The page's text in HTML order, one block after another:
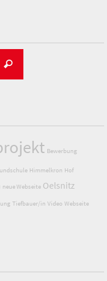
Suchen
Bewerbung
Himmelkron Hof
neue Webseite Oelsnitz
Tiefbauer/in Video Webseite